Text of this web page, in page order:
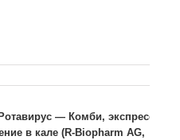
— Комби, экспресс-
в кале (R-Biopharm AG,